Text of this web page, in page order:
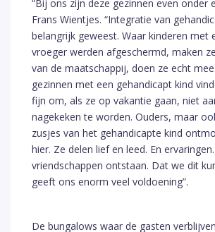
“Bij ons zijn deze gezinnen even onder
Frans Wientjes. “Integratie van
belangrijk geweest. Waar kinderen met
vroeger werden afgeschermd, maken
van de maatschappij, doen ze echt
gezinnen met een gehandicapt kind
fijn om, als ze op vakantie gaan, niet
nagekeken te worden. Ouders, maar
zusjes van het gehandicapte kind
hier. Ze delen lief en leed. En
vriendschappen ontstaan. Dat we dit
geeft ons enorm veel voldoening”.
De bungalows waar de gasten